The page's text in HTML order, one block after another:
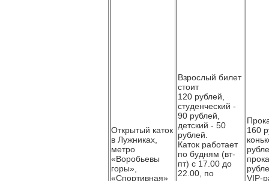
Открытый каток
в Лужниках,
метро
«Воробьевы
горы»,
«Спортивная»
Взрослый билет
стоит
120 рублей,
студенческий -
90 рублей,
детский - 50
рублей.
Каток работает
по будням (вт-
пт) с 17.00 до
22.00, по
160
VIP-